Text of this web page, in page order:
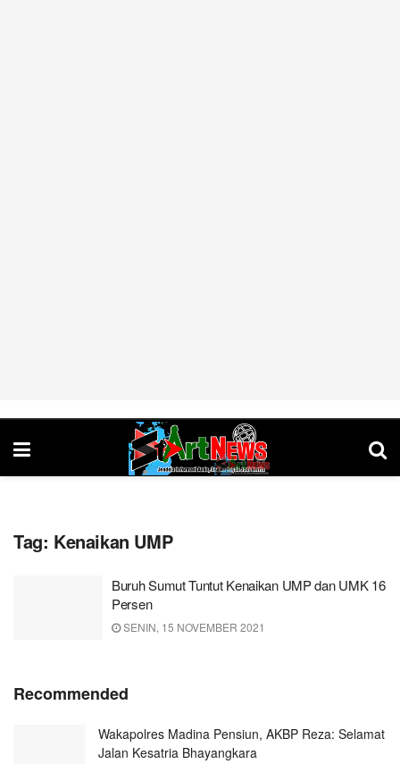
Tag: Kenaikan UMP
Buruh Sumut Tuntut Kenaikan UMP dan UMK 16
Persen
SENIN, 15 NOVEMBER 2021
Recommended
Wakapolres Madina Pensiun, AKBP Reza: Selamat
Jalan Kesatria Bhayangkara